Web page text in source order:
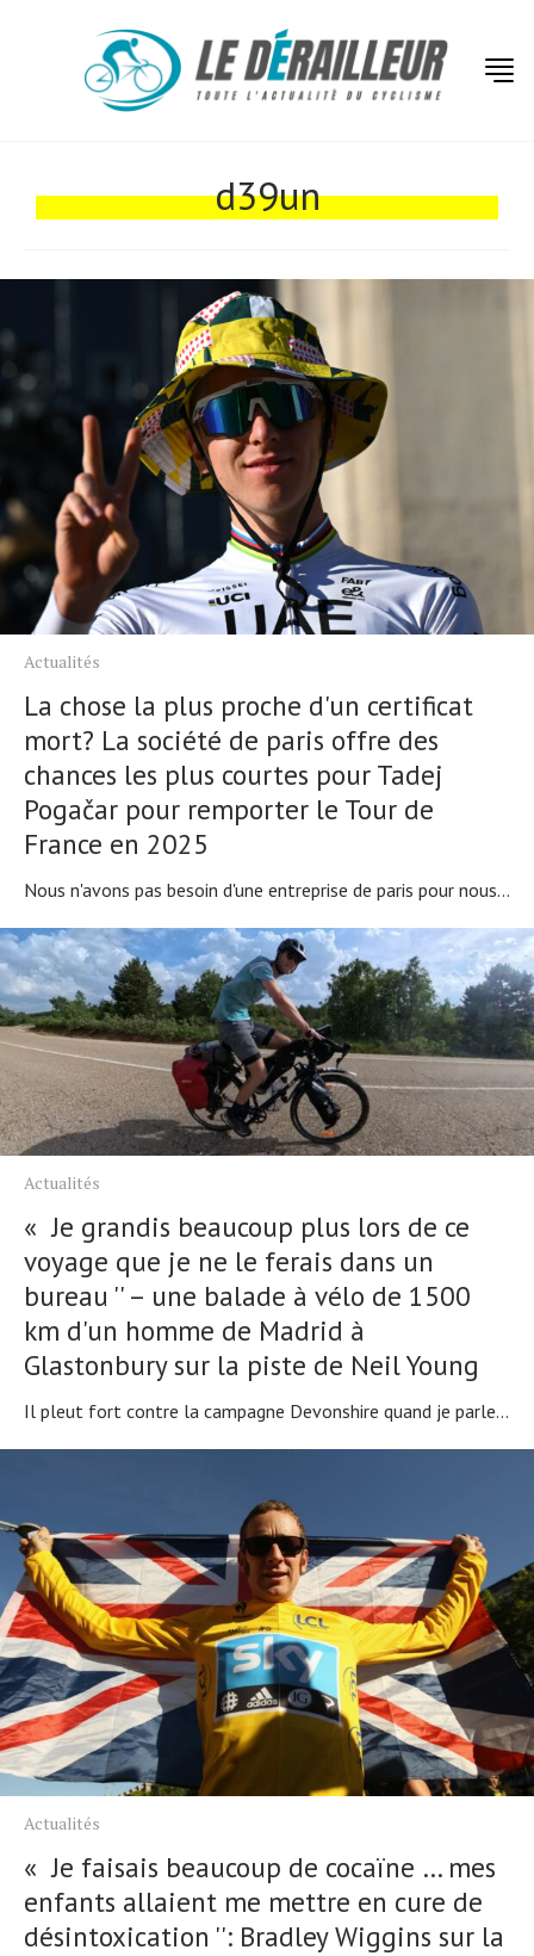
d39un
Actualités
La chose la plus proche d'un certificat
mort? La société de paris offre des
chances les plus courtes pour Tadej
Pogačar pour remporter le Tour de
France en 2025
Nous n'avons pas besoin d'une entreprise de paris pour nous...
Actualités
« Je grandis beaucoup plus lors de ce
voyage que je ne le ferais dans un
bureau '' – une balade à vélo de 1500
km d'un homme de Madrid à
Glastonbury sur la piste de Neil Young
Il pleut fort contre la campagne Devonshire quand je parle...
Actualités
« Je faisais beaucoup de cocaïne … mes
enfants allaient me mettre en cure de
désintoxication '': Bradley Wiggins sur la
Technologies
Tests de produits
Conseils
Tendances
Tous nos articles
À propos